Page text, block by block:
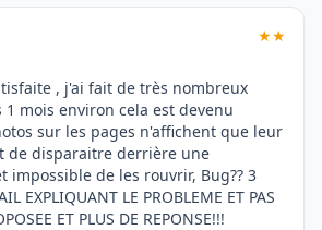
★★
, j'ai fait de très nombreux
1 mois environ cela est devenu
sur les pages n'affichent que leur
de disparaitre derrière une
impossible de les rouvrir, Bug?? 3
EXPLIQUANT LE PROBLEME ET PAS
ET PLUS DE REPONSE!!!